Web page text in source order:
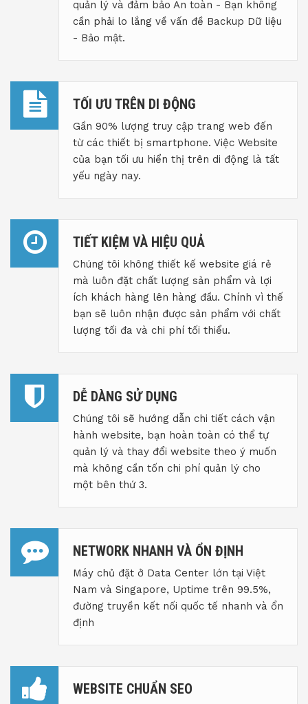
quản lý và đảm bảo An toàn - Bạn không
cần phải lo lắng về vấn đề Backup Dữ liệu
- Bảo mật.
TỐI ƯU TRÊN DI ĐỘNG
Gần 90% lượng truy cập trang web đến
từ các thiết bị smartphone. Việc Website
của bạn tối ưu hiển thị trên di động là tất
yếu ngày nay.
TIẾT KIỆM VÀ HIỆU QUẢ
Chúng tôi không thiết kế website giá rẻ
mà luôn đặt chất lượng sản phẩm và lợi
ích khách hàng lên hàng đầu. Chính vì thế
bạn sẽ luôn nhận được sản phẩm với chất
lượng tối đa và chi phí tối thiểu.
DỄ DÀNG SỬ DỤNG
Chúng tôi sẽ hướng dẫn chi tiết cách vận
hành website, bạn hoàn toàn có thể tự
quản lý và thay đổi website theo ý muốn
mà không cần tốn chi phí quản lý cho
một bên thứ 3.
NETWORK NHANH VÀ ỔN ĐỊNH
Máy chủ đặt ở Data Center lớn tại Việt
Nam và Singapore, Uptime trên 99.5%,
đường truyền kết nối quốc tế nhanh và ổn
định
WEBSITE CHUẨN SEO